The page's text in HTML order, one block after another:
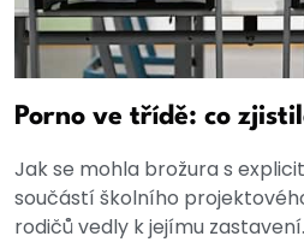
Porno ve třídě: co
Jak se mohla brožura s
součástí školního
rodičů vedly k jejímu zastavení.